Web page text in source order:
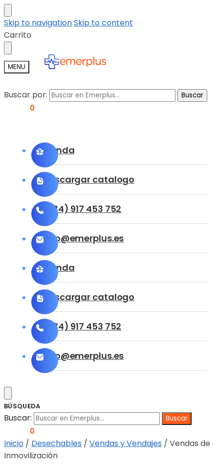
Skip to navigationSkip to content
Carrito
MENU
Buscar por: Buscar
0
Tienda
Descargar catalogo
(+34) 917 453 752
info@emerplus.es
Tienda
Descargar catalogo
(+34) 917 453 752
info@emerplus.es
BÚSQUEDA
Buscar:
0
Inicio / Desechables / Vendas y Vendajes / Vendas de
Inmovilización